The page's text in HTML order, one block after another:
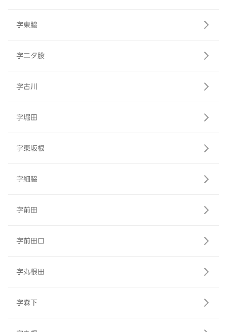
字東脇
字二タ股
字古川
字堀田
字東坂根
字細脇
字前田
字前田口
字丸根田
字森下